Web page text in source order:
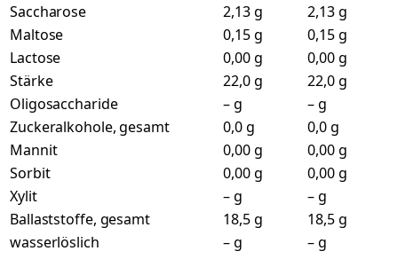
Saccharose
2,13 g
2,13 g
Maltose
0,15 g
0,15 g
Lactose
0,00 g
0,00 g
Stärke
22,0 g
22,0 g
Oligosaccharide
– g
– g
Zuckeralkohole, gesamt
0,0 g
0,0 g
Mannit
0,00 g
0,00 g
Sorbit
0,00 g
0,00 g
Xylit
– g
– g
Ballaststoffe, gesamt
18,5 g
18,5 g
wasserlöslich
– g
– g